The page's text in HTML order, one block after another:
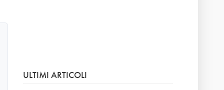
ULTIMI ARTICOLI